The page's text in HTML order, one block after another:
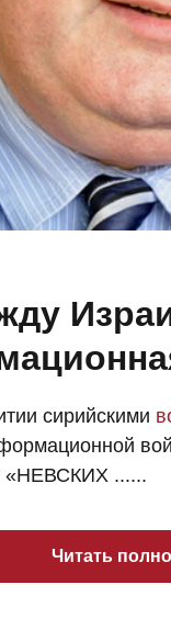
сирийскими
«НЕВСКИХ ......
Читать